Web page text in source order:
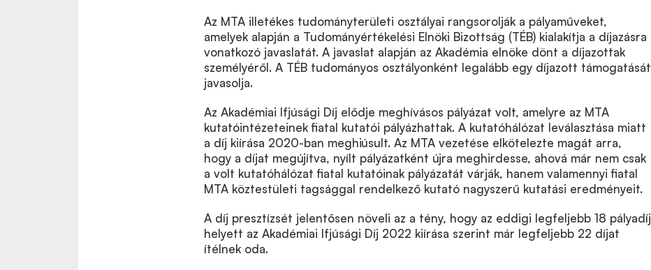
Az MTA illetékes tudományterületi osztályai rangsorolják a pályaműveket,
amelyek alapján a Tudományértékelési Elnöki Bizottság (TÉB) kialakítja a díjazásra
vonatkozó javaslatát. A javaslat alapján az Akadémia elnöke dönt a díjazottak
személyéről. A TÉB tudományos osztályonként legalább egy díjazott támogatását
javasolja.
Az Akadémiai Ifjúsági Díj elődje meghívásos pályázat volt, amelyre az MTA
kutatóintézeteinek fiatal kutatói pályázhattak. A kutatóhálózat leválasztása miatt
a díj kiírása 2020-ban meghiúsult. Az MTA vezetése elkötelezte magát arra,
hogy a díjat megújítva, nyílt pályázatként újra meghirdesse, ahová már nem csak
a volt kutatóhálózat fiatal kutatóinak pályázatát várják, hanem valamennyi fiatal
MTA köztestületi tagsággal rendelkező kutató nagyszerű kutatási eredményeit.
A díj presztízsét jelentősen növeli az a tény, hogy az eddigi legfeljebb 18 pályadíj
helyett az Akadémiai Ifjúsági Díj 2022 kiírása szerint már legfeljebb 22 díjat
ítélnek oda.